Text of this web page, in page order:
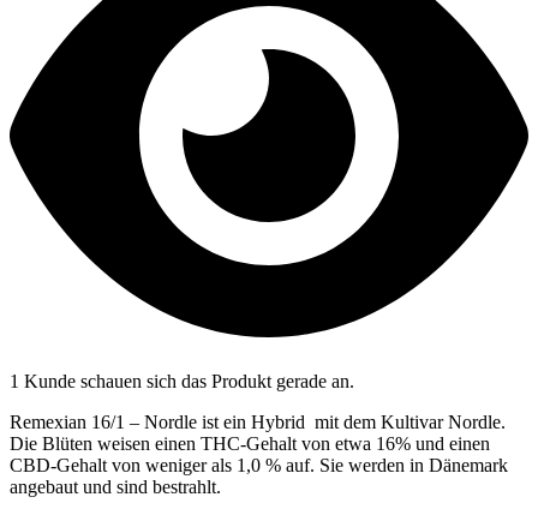
1 Kunde schauen sich das Produkt gerade an.
Remexian 16/1 – Nordle ist ein Hybrid mit dem Kultivar Nordle.
Die Blüten weisen einen THC-Gehalt von etwa 16% und einen
CBD-Gehalt von weniger als 1,0 % auf. Sie werden in Dänemark
angebaut und sind bestrahlt.